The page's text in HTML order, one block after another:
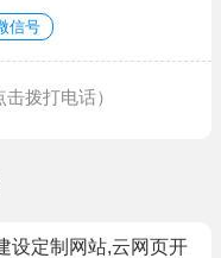
信号
击拨打电话）
设定制网站,云网页开